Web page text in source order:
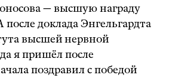
— высшую награду
доклада Энгельгардта
высшей нервной
я пришёл после
поздравил с победой